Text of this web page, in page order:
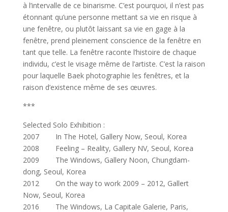
à l’intervalle de ce binarisme. C’est pourquoi, il n’est pas
étonnant qu’une personne mettant sa vie en risque à
une fenêtre, ou plutôt laissant sa vie en gage à la
fenêtre, prend pleinement conscience de la fenêtre en
tant que telle. La fenêtre raconte l’histoire de chaque
individu, c’est le visage même de l’artiste. C’est la raison
pour laquelle Baek photographie les fenêtres, et la
raison d’existence même de ses œuvres.
***
Selected Solo Exhibition :
2007 In The Hotel, Gallery Now, Seoul, Korea
2008 Feeling – Reality, Gallery NV, Seoul, Korea
2009 The Windows, Gallery Noon, Chungdam-
dong, Seoul, Korea
2012 On the way to work 2009 – 2012, Gallert
Now, Seoul, Korea
2016 The Windows, La Capitale Galerie, Paris,